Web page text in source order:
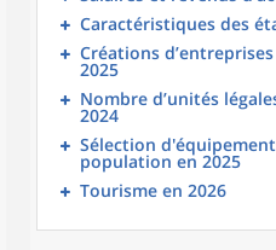
Caractéristiques des
Créations
2025
Nombre d’unités
2024
Sélection
population en 2025
Tourisme en 2026